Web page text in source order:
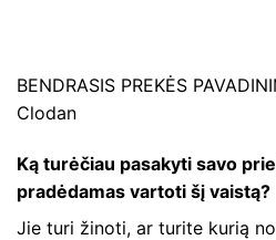
BENDRASIS PREKĖS
Clodan
Ką turėčiau pasakyti savo
pradėdamas vartoti šį vaistą?
Jie turi žinoti, ar turite kurią